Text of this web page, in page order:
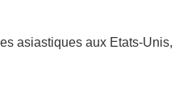
asiastiques aux Etats-